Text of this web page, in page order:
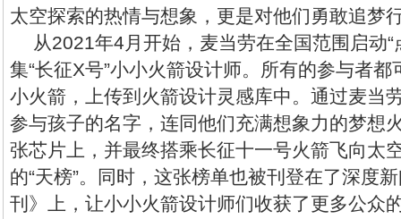
太空探索的热情与想象，更是对他们勇敢追梦
从2021年4月开始，麦当劳在全国范围启动“
集“长征X号”小小火箭设计师。所有的参与者
小火箭，上传到火箭设计灵感库中。通过麦当
参与孩子的名字，连同他们充满想象力的梦想
张芯片上，并最终搭乘长征十一号火箭飞向太
的“天榜”。同时，这张榜单也被刊登在了深度
刊》上，让小小火箭设计师们收获了更多公众